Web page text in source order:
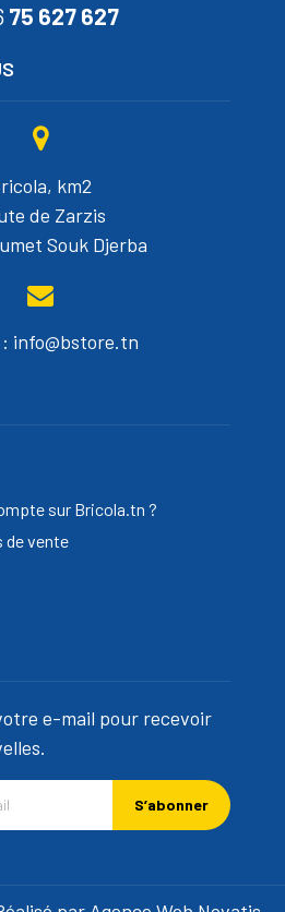
75 627 627
km2
de Zarzis
Souk Djerba
info@bstore.tn
sur Bricola.tn ?
de vente
e-mail pour recevoir
S’abonner